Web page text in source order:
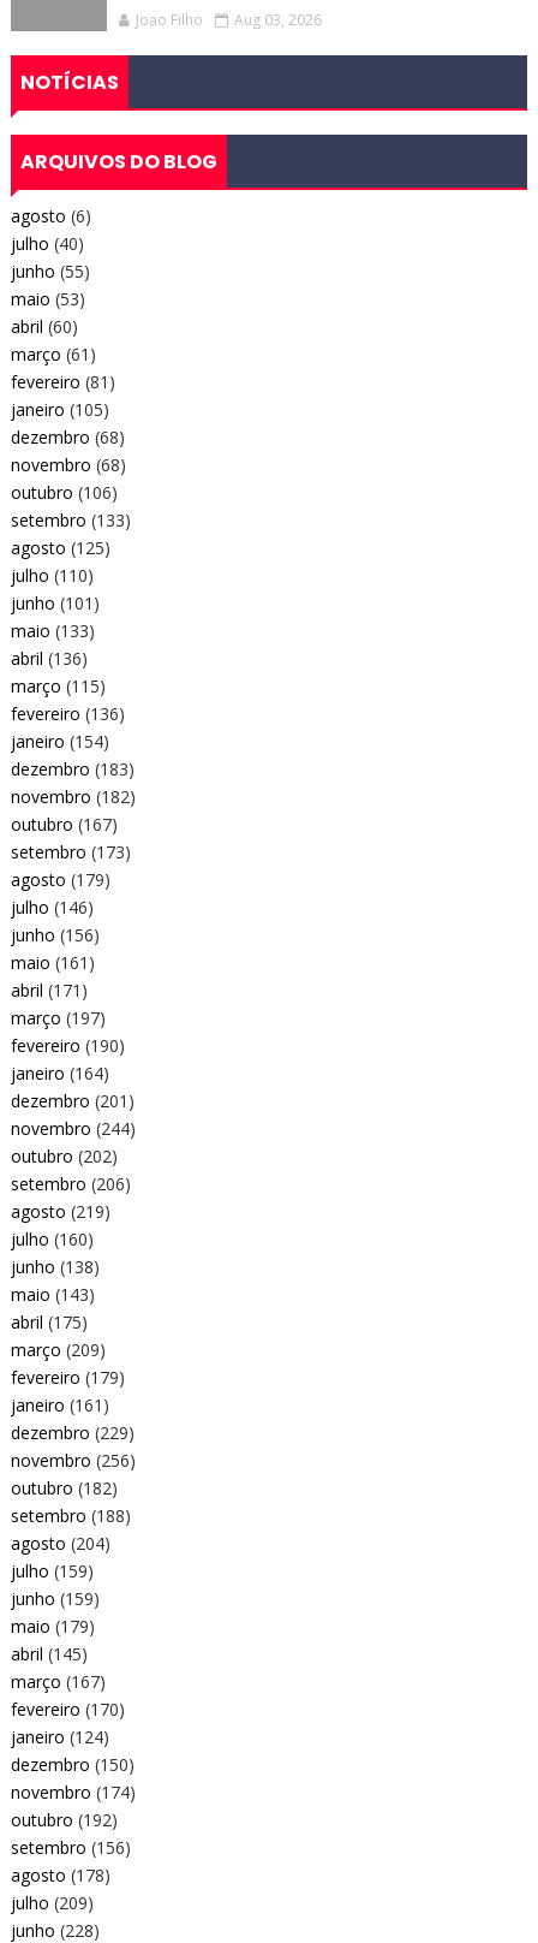
Joao Filho Aug 03, 2026
NOTÍCIAS
ARQUIVOS DO BLOG
agosto (6)
julho (40)
junho (55)
maio (53)
abril (60)
março (61)
fevereiro (81)
janeiro (105)
dezembro (68)
novembro (68)
outubro (106)
setembro (133)
agosto (125)
julho (110)
junho (101)
maio (133)
abril (136)
março (115)
fevereiro (136)
janeiro (154)
dezembro (183)
novembro (182)
outubro (167)
setembro (173)
agosto (179)
julho (146)
junho (156)
maio (161)
abril (171)
março (197)
fevereiro (190)
janeiro (164)
dezembro (201)
novembro (244)
outubro (202)
setembro (206)
agosto (219)
julho (160)
junho (138)
maio (143)
abril (175)
março (209)
fevereiro (179)
janeiro (161)
dezembro (229)
novembro (256)
outubro (182)
setembro (188)
agosto (204)
julho (159)
junho (159)
maio (179)
abril (145)
março (167)
fevereiro (170)
janeiro (124)
dezembro (150)
novembro (174)
outubro (192)
setembro (156)
agosto (178)
julho (209)
junho (228)